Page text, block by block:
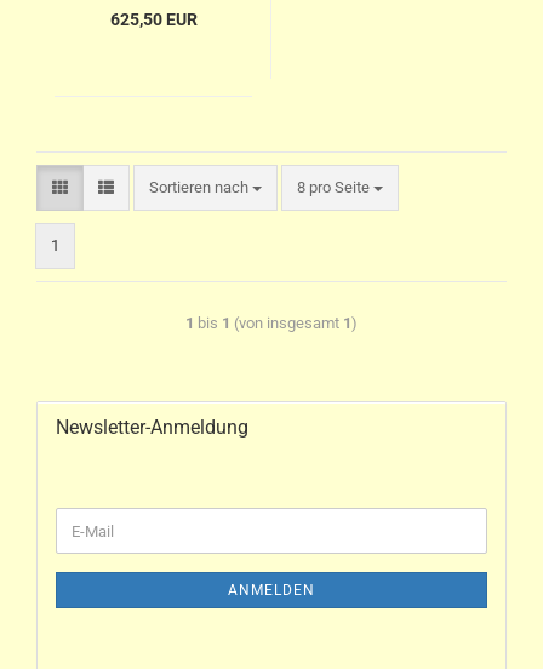
625,50 EUR
Sortieren nach 8 pro Seite
1
1 bis 1 (von insgesamt 1)
Newsletter-Anmeldung
ANMELDEN